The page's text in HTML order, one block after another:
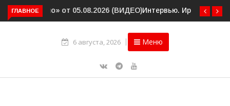
ГЛАВНОЕ
Интервью. Ирина Афанасьева о социальном контракте
6 августа, 2026